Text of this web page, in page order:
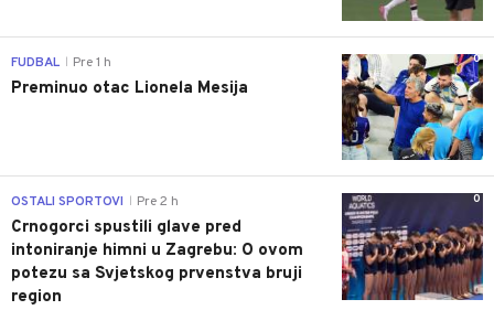
0
FUDBAL Pre 1 h
Preminuo otac Lionela Mesija
0
OSTALI SPORTOVI Pre 2 h
Crnogorci spustili glave pred
intoniranje himni u Zagrebu: O ovom
potezu sa Svjetskog prvenstva bruji
region